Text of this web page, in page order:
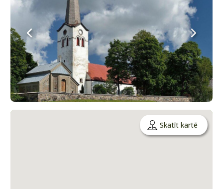
Skatīt kartē